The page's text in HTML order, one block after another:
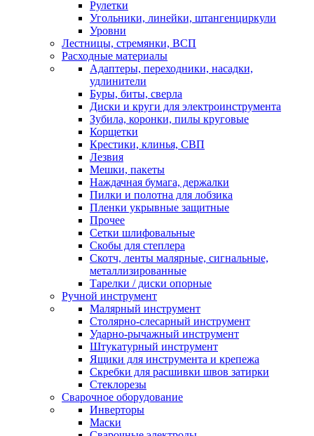
Рулетки
Угольники, линейки, штангенциркули
Уровни
Лестницы, стремянки, ВСП
Расходные материалы
Адаптеры, переходники, насадки,
удлинители
Буры, биты, сверла
Диски и круги для электроинструмента
Зубила, коронки, пилы круговые
Корщетки
Крестики, клинья, СВП
Лезвия
Мешки, пакеты
Наждачная бумага, держалки
Пилки и полотна для лобзика
Пленки укрывные защитные
Прочее
Сетки шлифовальные
Скобы для степлера
Скотч, ленты малярные, сигнальные,
металлизированные
Тарелки / диски опорные
Ручной инструмент
Малярный инструмент
Столярно-слесарный инструмент
Ударно-рычажный инструмент
Штукатурный инструмент
Ящики для инструмента и крепежа
Скребки для расшивки швов затирки
Стеклорезы
Сварочное оборудование
Инверторы
Маски